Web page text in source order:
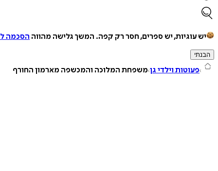
יש עוגיות, יש ספרים, חסר רק קפה. המשך גלישה מהווה הסכמה
הבנתי
פעוטות וילדי גן משפחת המלוכה והמכשפה מארמון החורף